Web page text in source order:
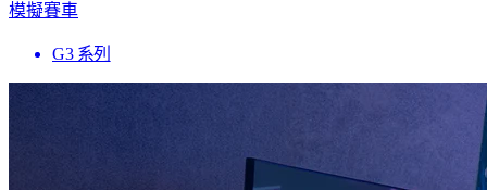
模擬賽車
G3 系列